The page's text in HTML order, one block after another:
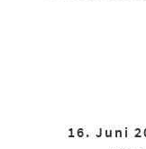
16. Juni